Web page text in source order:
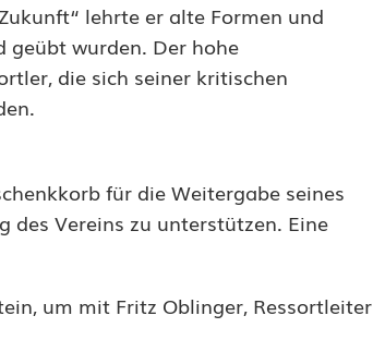
lehrte er alte Formen und
geübt wurden. Der hohe
die sich seiner kritischen
für die Weitergabe seines
des Vereins zu unterstützen. Eine
um mit Fritz Oblinger, Ressortleiter